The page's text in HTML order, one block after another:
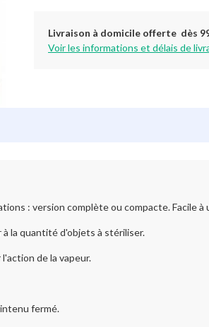
Livraison à domicile offerte dès
Voir les informations et délais de
: version complète ou compacte. Facile
la quantité d'objets à stériliser.
de la vapeur.
fermé.